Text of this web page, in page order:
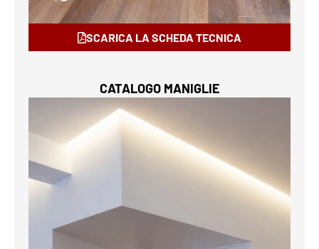
SCARICA LA SCHEDA TECNICA
CATALOGO MANIGLIE